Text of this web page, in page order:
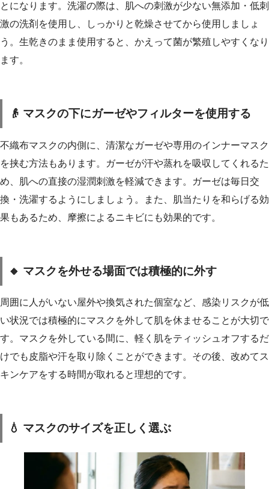
とになります。洗濯の際は、肌への刺激が少ない無添加・低刺
激の洗剤を使用し、しっかりと乾燥させてから使用しましょ
う。生乾きのまま使用すると、かえって菌が繁殖しやすくなり
ます。
👴 マスクの下にガーゼやフィルターを使用する
不織布マスクの内側に、清潔なガーゼや専用のインナーマスク
を挟む方法もあります。ガーゼが汗や蒸れを吸収してくれるた
め、肌への直接の湿潤刺激を軽減できます。ガーゼは毎日交
換・洗濯するようにしましょう。また、肌当たりを和らげる効
果もあるため、摩擦によるニキビにも効果的です。
🔸 マスクを外せる場面では積極的に外す
周囲に人がいない屋外や換気された個室など、感染リスクが低
い状況では積極的にマスクを外して肌を休ませることが大切で
す。マスクを外している間に、軽く肌をティッシュオフするだ
けでも皮脂や汗を取り除くことができます。その後、改めてス
キンケアをする時間が取れると理想的です。
💧 マスクのサイズを正しく選ぶ